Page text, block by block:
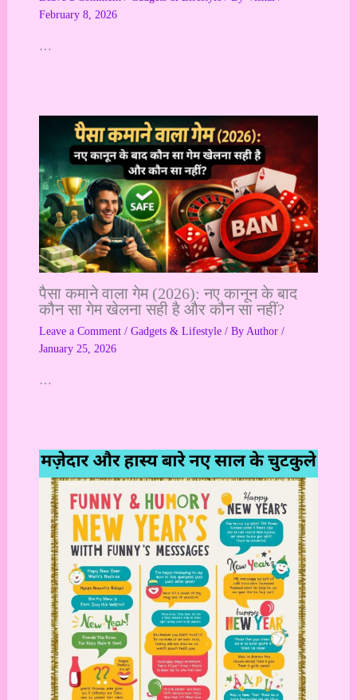
February 8, 2026
…
पैसा कमाने वाला गेम (2026): नए कानून के बाद
कौन सा गेम खेलना सही है और कौन सा नहीं?
Leave a Comment / Gadgets & Lifestyle/ By Author /
January 25, 2026
…